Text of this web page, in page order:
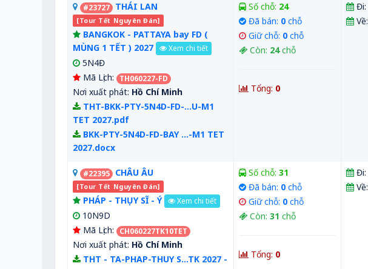
#23727 THÁI LAN
[Tour Tết Nguyên Đán]
BANGKOK - PATTAYA bay FD (
MÙNG 1 TẾT ) 2027
Xem chi tiết
5N4Đ
Mã Lịch:
TH060227-FD
Nơi xuất phát: Hồ Chí Minh
THT-BKK-PTY-5N4D-FD-...U-M1
TET 2027.pdf
BKK-PTY-5N4D-FD-BAY ...-M1 TET
2027.docx
Số chỗ: 24
Đã bán: 0 chỗ
Giữ chỗ: 0 chỗ
Còn: 24chỗ
Tổng: 0
Đi:
Về:
#22395 CHÂU ÂU
[Tour Tết Nguyên Đán]
PHÁP - THỤY SĨ - Ý Xem chi tiết
10N9D
Mã Lịch:
CH060227TK10TET
Nơi xuất phát: Hồ Chí Minh
THT - TA-PHAP-THUY S...TK 2027 -
Số chỗ: 31
Đã bán: 0 chỗ
Giữ chỗ: 0 chỗ
Còn: 31 chỗ
Tổng: 0
Đi:
Về: